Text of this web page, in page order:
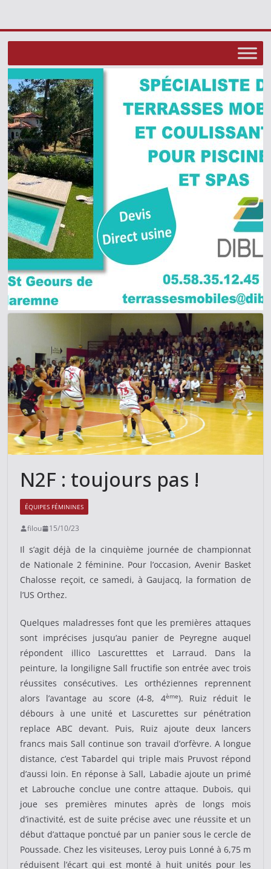
N2F : toujours pas !
ÉQUIPES FÉMININES
filou 15/10/23
Il s’agit déjà de la cinquième journée de championnat
de Nationale 2 féminine. Pour l’occasion, Avenir Basket
Chalosse reçoit, ce samedi, à Gaujacq, la formation de
l’US Orthez.
Quelques maladresses font que les premières attaques
sont imprécises jusqu’au panier de Peyregne auquel
répondent illico Lascuretttes et Larraud. Dans la
peinture, la longiligne Sall fructifie son entrée avec trois
réussites consécutives. Les orthéziennes reprennent
alors l’avantage au score (4-8, 4ème). Ruiz réduit le
débours à une unité et Lascurettes sur pénétration
replace ABC devant. Puis, Ruiz ajoute deux lancers
francs mais Sall continue son travail d’orfèvre. A longue
distance, c’est Tabardel qui triple mais Pruvost répond
d’aussi loin. En réponse à Sall, Labadie ajoute un primé
et Labrouche conclue une contre attaque. Dubois, qui
joue ses premières minutes après de longs mois
d’inactivité, est de suite précise avec une réussite et un
début d’attaque ponctué par un panier sous le cercle de
Poussade. Chez les visiteuses, Leroy puis Lonné à 6,75 m
réduisent l’écart qui est monté à huit unités pour les